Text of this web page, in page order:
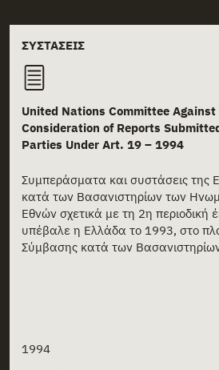
Related documents
ΣΥΣΤΆΣΕΙΣ
United Nations Committee
Consideration of Reports
Parties Under Art. 19 – 1994
Συμπεράσματα και συστάσεις της
κατά των Βασανιστηρίων των
Εθνών σχετικά με τη 2η περιοδική
υπέβαλε η Ελλάδα το 1993, στο
Σύμβασης κατά των
1994